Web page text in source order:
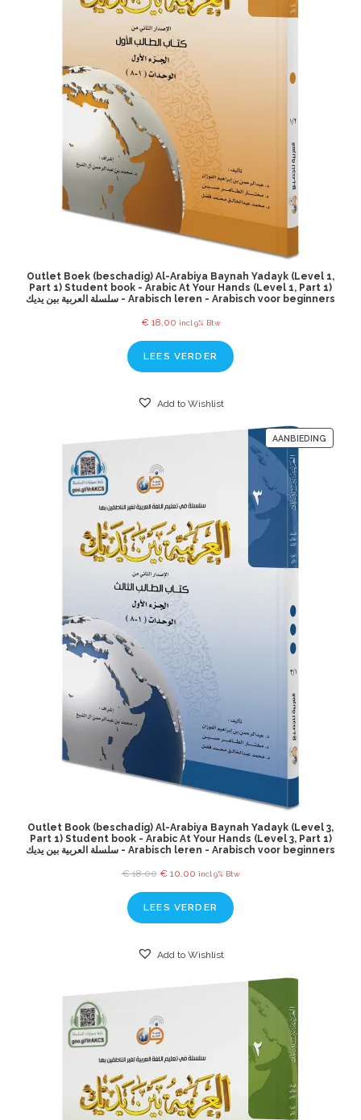
Outlet Boek (beschadig) Al-Arabiya Baynah Yadayk (Level 1,
Part 1) Student book - Arabic At Your Hands (Level 1, Part 1)
سلسلة العربية بين يديك - Arabisch leren - Arabisch voor beginners
€18,00 incl 9% Btw
LEES VERDER
Add to Wishlist
AANBIEDING
Outlet Book (beschadig) Al-Arabiya Baynah Yadayk (Level 3,
Part 1) Student book - Arabic At Your Hands (Level 3, Part 1)
سلسلة العربية بين يديك - Arabisch leren - Arabisch voor beginners
€18,00 €10,00 incl 9% Btw
LEES VERDER
Add to Wishlist